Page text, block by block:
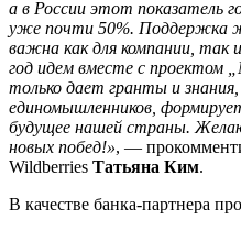
а в России этот показатель
уже почти 50%. Поддержка
важна как для компании,
год идем вместе с проектом
только дает гранты и
единомышленников,
будущее нашей страны.
новых побед!», —
Wildberries Татьяна Ким.
В качестве банка-партнера